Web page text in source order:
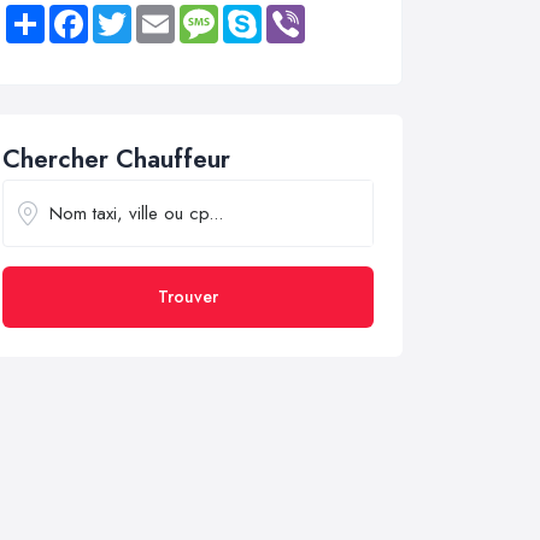
Share FacebookTwitter Email MessageSkype
Chercher Chauffeur
Trouver